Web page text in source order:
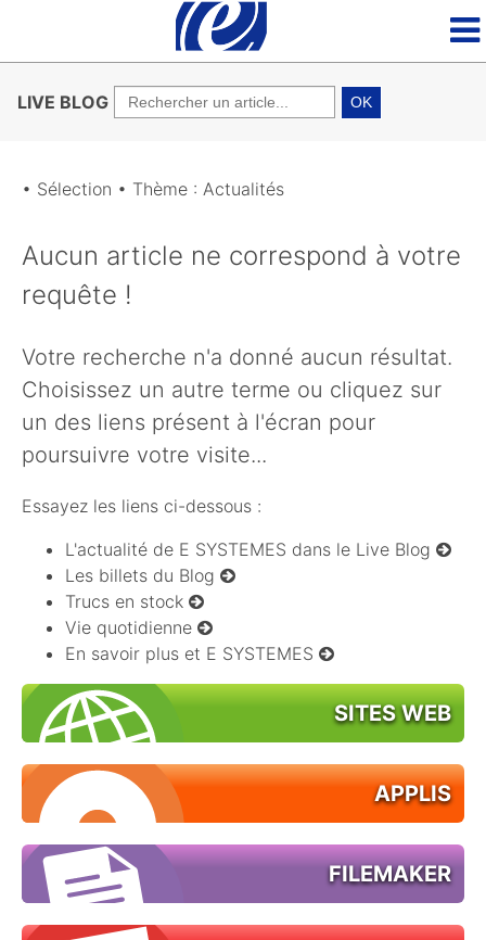
LIVE BLOG OK
• Sélection • Thème : Actualités
Aucun article ne correspond à votre
requête !
Votre recherche n'a donné aucun résultat.
Choisissez un autre terme ou cliquez sur
un des liens présent à l'écran pour
poursuivre votre visite...
Essayez les liens ci-dessous :
L'actualité de E SYSTEMES dans le Live Blog
Les billets du Blog
Trucs en stock
Vie quotidienne
En savoir plus et E SYSTEMES
SITES WEB
APPLIS
FILEMAKER